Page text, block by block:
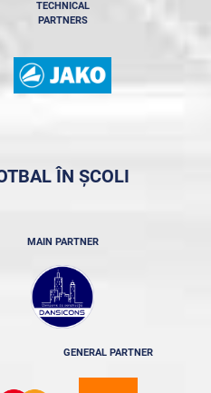
TECHNICAL
PARTNERS
ÎN ȘCOLI
MAIN PARTNER
GENERAL PARTNER